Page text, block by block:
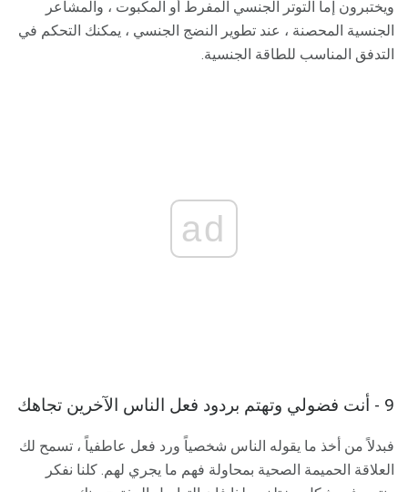
ويختبرون إما التوتر الجنسي المفرط أو المكبوت ، والمشاعر
الجنسية المحصنة ، عند تطوير النضج الجنسي ، يمكنك التحكم في
التدفق المناسب للطاقة الجنسية.
ad
9 - أنت فضولي وتهتم بردود فعل الناس الآخرين تجاهك
فبدلاً من أخذ ما يقوله الناس شخصياً ورد فعل عاطفياً ، تسمح لك
العلاقة الحميمة الصحية بمحاولة فهم ما يجري لهم. كلنا نفكر